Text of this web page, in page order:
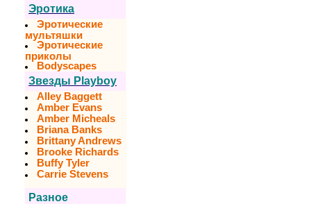
Эротика
Эротические
мультяшки
Эротические
приколы
Bodyscapes
Звезды Playboy
Alley Baggett
Amber Evans
Amber Micheals
Briana Banks
Brittany Andrews
Brooke Richards
Buffy Tyler
Carrie Stevens
Разное